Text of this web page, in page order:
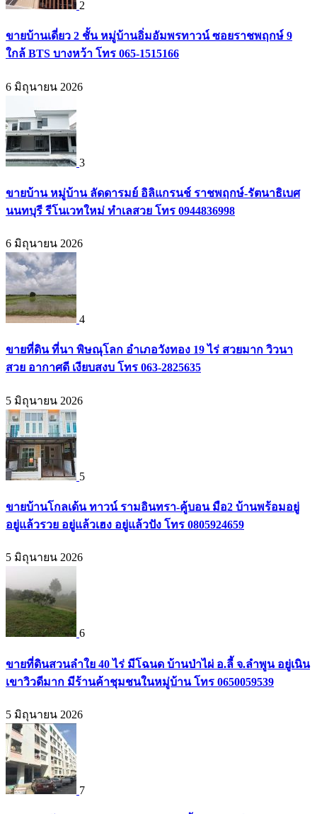
2
ขายบ้านเดี่ยว 2 ชั้น หมู่บ้านอิ่มอัมพรทาวน์ ซอยราชพฤกษ์ 9
ใกล้ BTS บางหว้า โทร 065-1515166
6 มิถุนายน 2026
3
ขายบ้าน หมู่บ้าน ลัดดารมย์ อิลิแกรนช์ ราชพฤกษ์-รัตนาธิเบศ
นนทบุรี รีโนเวทใหม่ ทำเลสวย โทร 0944836998
6 มิถุนายน 2026
4
ขายที่ดิน ที่นา พิษณุโลก อำเภอวังทอง 19 ไร่ สวยมาก วิวนา
สวย อากาศดี เงียบสงบ โทร 063-2825635
5 มิถุนายน 2026
5
ขายบ้านโกลเด้น ทาวน์ รามอินทรา-คู้บอน มือ2 บ้านพร้อมอยู่
อยู่แล้วรวย อยู่แล้วเฮง อยู่แล้วปัง โทร 0805924659
5 มิถุนายน 2026
6
ขายที่ดินสวนลำใย 40 ไร่ มีโฉนด บ้านป่าไผ่ อ.ลี้ จ.ลำพูน อยู่เนิน
เขาวิวดีมาก มีร้านค้าชุมชนในหมู่บ้าน โทร 0650059539
5 มิถุนายน 2026
7